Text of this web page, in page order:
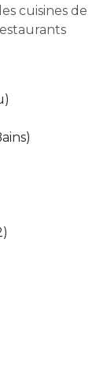
cuisines de